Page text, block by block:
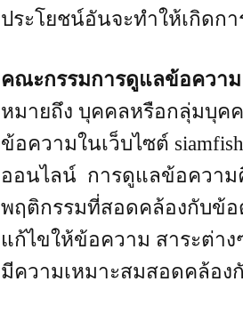
ประโยชน์อันจะทำให้เกิดก
คณะกรรมการดูแลข้อควา
หมายถึง บุคคลหรือกลุ่มบุค
ข้อความในเว็บไซต์
ออนไลน์ การดูแลข้อควา
พฤติกรรมที่สอดคล้องกับข้
แก้ไขให้ข้อความ สาระต่าง
มีความเหมาะสมสอดคล้อ